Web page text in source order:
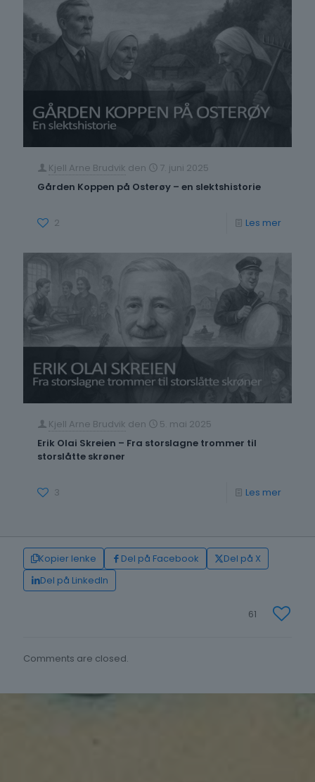
historie
Kjell Arne Brudvik den
7. juni 2025
Gården Koppen på Osterøy – en slektshistorie
2 Les mer-
Kjell Arne Brudvik den
5. mai 2025
Erik Olai Skreien – Fra storslagne trommer til
storslåtte skrøner
3 Les mer-
Kopier lenke Del på Facebook
Del på X
Del på LinkedIn
61
Comments are closed.